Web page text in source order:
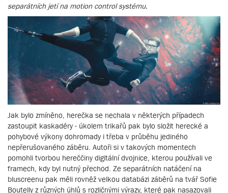
separátních jetí na motion control systému.
Jak bylo zmíněno, herečka se nechala v některých případech
zastoupit kaskadéry - úkolem trikařů pak bylo složit herecké a
pohybové výkony dohromady i třeba v průběhu jediného
nepřerušovaného záběru. Autoři si v takových momentech
pomohli tvorbou hereččiny digitální dvojnice, kterou používali ve
framech, kdy byl nutný přechod. Ze separátních natáčení na
bluscreenu pak měli rovněž velkou databázi záběrů na tvář Sofie
Boutelly z různých úhlů s rozličnými výrazy, které pak nasazovali